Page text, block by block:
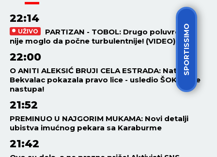
SPORTISSIMO
22:14
UŽIVO
PARTIZAN - TOBOL: Drugo poluvreme
nije moglo da počne turbulentnije! (VIDEO)
22:00
O ANITI ALEKSIĆ BRUJI CELA ESTRADA: Nataša
Bekvalac pokazala pravo lice - usledio ŠOK posle
nastupa!
21:52
PREMINUO U NAJGORIM MUKAMA: Novi detalji
ubistva imućnog pekara sa Karaburme
21:42